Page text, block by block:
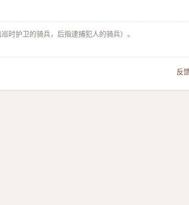
时护卫的骑兵，后指逮捕犯人的骑兵）。
反